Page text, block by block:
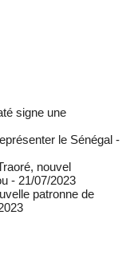
signe une
le Sénégal -
nouvel
- 21/07/2023
patronne de